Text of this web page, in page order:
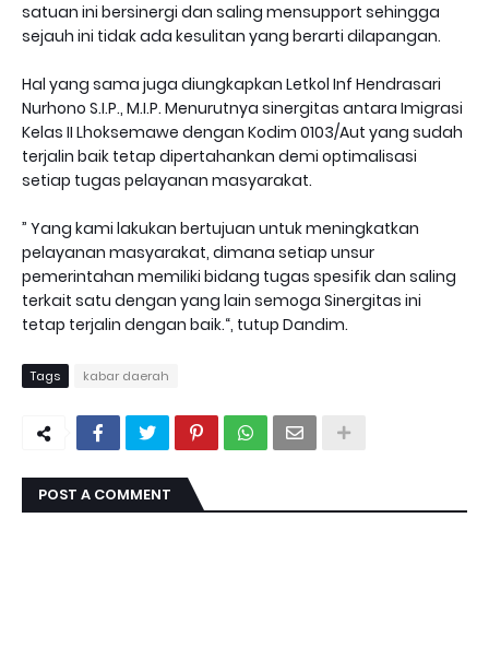
satuan ini bersinergi dan saling mensupport sehingga
sejauh ini tidak ada kesulitan yang berarti dilapangan.
Hal yang sama juga diungkapkan Letkol Inf Hendrasari
Nurhono S.I.P., M.I.P. Menurutnya sinergitas antara Imigrasi
Kelas II Lhoksemawe dengan Kodim 0103/Aut yang sudah
terjalin baik tetap dipertahankan demi optimalisasi
setiap tugas pelayanan masyarakat.
” Yang kami lakukan bertujuan untuk meningkatkan
pelayanan masyarakat, dimana setiap unsur
pemerintahan memiliki bidang tugas spesifik dan saling
terkait satu dengan yang lain semoga Sinergitas ini
tetap terjalin dengan baik.“, tutup Dandim.
Tags kabar daerah
POST A COMMENT